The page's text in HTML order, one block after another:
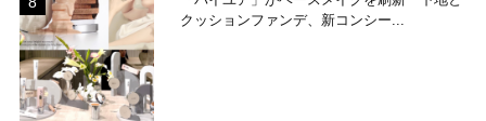
クッションファンデ、新コンシー...